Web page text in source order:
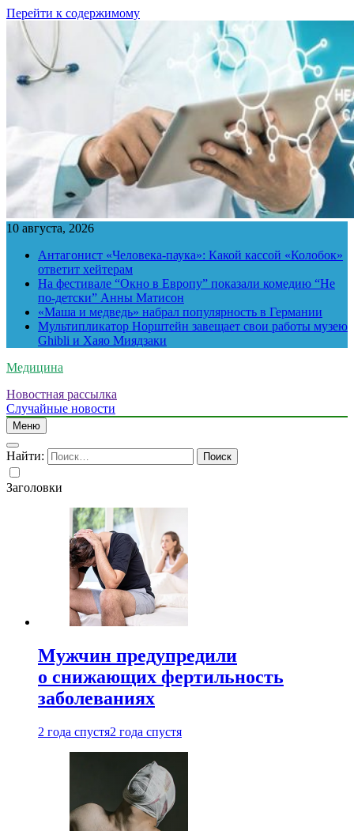
Перейти к содержимому
10 августа, 2026
Антагонист «Человека-паука»: Какой кассой «Колобок»
ответит хейтерам
На фестивале “Окно в Европу” показали комедию “Не
по-детски” Анны Матисон
«Маша и медведь» набрал популярность в Германии
Мультипликатор Норштейн завещает свои работы музею
Ghibli и Хаяо Миядзаки
Медицина
Новостная рассылка
Случайные новости
Меню
Найти:
Заголовки
Мужчин предупредили
о снижающих фертильность
заболеваниях
2 года спустя2 года спустя